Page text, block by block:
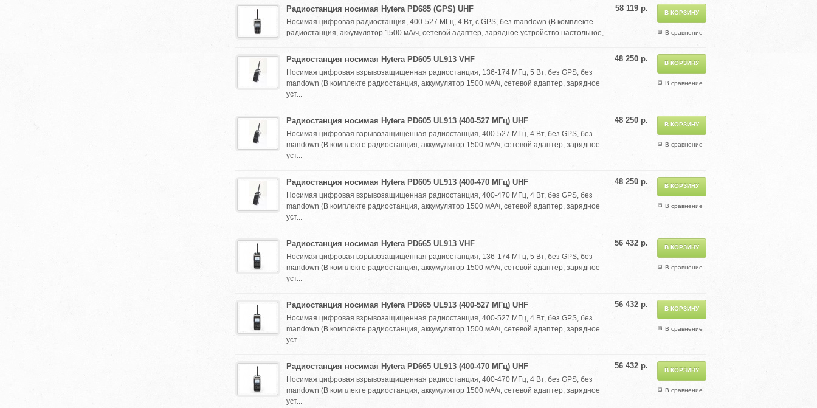
В сравнение
58 119 р.
Радиостанция носимая Hytera PD685 (GPS) UHF
Носимая цифровая радиостанция, 400-527 МГц, 4 Вт, с GPS, без mandown (В комплекте
радиостанция, аккумулятор 1500 мА/ч, сетевой адаптер, зарядное устройство настольное,...
В сравнение
48 250 р.
Радиостанция носимая Hytera PD605 UL913 VHF
Носимая цифровая взрывозащищенная радиостанция, 136-174 МГц, 5 Вт, без GPS, без
mandown (В комплекте радиостанция, аккумулятор 1500 мА/ч, сетевой адаптер, зарядное
уст...
В сравнение
48 250 р.
Радиостанция носимая Hytera PD605 UL913 (400-527 МГц) UHF
Носимая цифровая взрывозащищенная радиостанция, 400-527 МГц, 4 Вт, без GPS, без
mandown (В комплекте радиостанция, аккумулятор 1500 мА/ч, сетевой адаптер, зарядное
уст...
В сравнение
48 250 р.
Радиостанция носимая Hytera PD605 UL913 (400-470 МГц) UHF
Носимая цифровая взрывозащищенная радиостанция, 400-470 МГц, 4 Вт, без GPS, без
mandown (В комплекте радиостанция, аккумулятор 1500 мА/ч, сетевой адаптер, зарядное
уст...
В сравнение
56 432 р.
Радиостанция носимая Hytera PD665 UL913 VHF
Носимая цифровая взрывозащищенная радиостанция, 136-174 МГц, 5 Вт, без GPS, без
mandown (В комплекте радиостанция, аккумулятор 1500 мА/ч, сетевой адаптер, зарядное
уст...
В сравнение
56 432 р.
Радиостанция носимая Hytera PD665 UL913 (400-527 МГц) UHF
Носимая цифровая взрывозащищенная радиостанция, 400-527 МГц, 4 Вт, без GPS, без
mandown (В комплекте радиостанция, аккумулятор 1500 мА/ч, сетевой адаптер, зарядное
уст...
В сравнение
56 432 р.
Радиостанция носимая Hytera PD665 UL913 (400-470 МГц) UHF
Носимая цифровая взрывозащищенная радиостанция, 400-470 МГц, 4 Вт, без GPS, без
mandown (В комплекте радиостанция, аккумулятор 1500 мА/ч, сетевой адаптер, зарядное
уст...